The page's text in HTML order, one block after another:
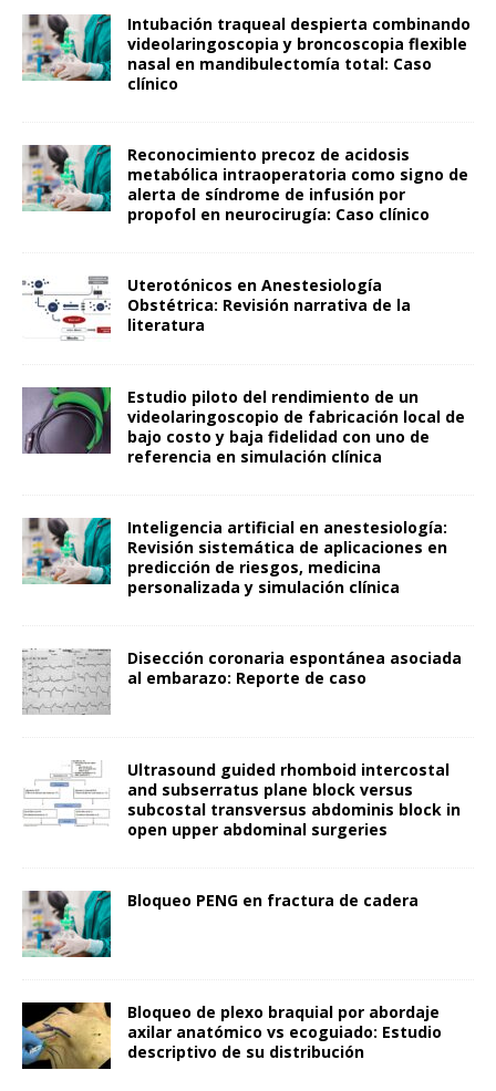
Intubación traqueal despierta combinando
videolaringoscopia y broncoscopia flexible
nasal en mandibulectomía total: Caso
clínico
Reconocimiento precoz de acidosis
metabólica intraoperatoria como signo de
alerta de síndrome de infusión por
propofol en neurocirugía: Caso clínico
Uterotónicos en Anestesiología
Obstétrica: Revisión narrativa de la
literatura
Estudio piloto del rendimiento de un
videolaringoscopio de fabricación local de
bajo costo y baja fidelidad con uno de
referencia en simulación clínica
Inteligencia artificial en anestesiología:
Revisión sistemática de aplicaciones en
predicción de riesgos, medicina
personalizada y simulación clínica
Disección coronaria espontánea asociada
al embarazo: Reporte de caso
Ultrasound guided rhomboid intercostal
and subserratus plane block versus
subcostal transversus abdominis block in
open upper abdominal surgeries
Bloqueo PENG en fractura de cadera
Bloqueo de plexo braquial por abordaje
axilar anatómico vs ecoguiado: Estudio
descriptivo de su distribución